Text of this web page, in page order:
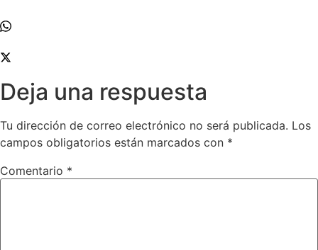
Deja una respuesta
Tu dirección de correo electrónico no será publicada. Los
campos obligatorios están marcados con *
Comentario *